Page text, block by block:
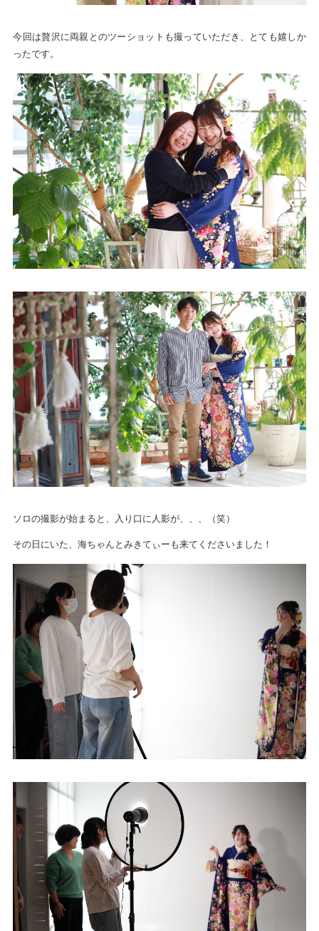
今回は贅沢に両親とのツーショットも撮っていただき、とても嬉しか
ったです。
ソロの撮影が始まると、入り口に人影が、、、（笑）
その日にいた、海ちゃんとみきてぃーも来てくださいました！